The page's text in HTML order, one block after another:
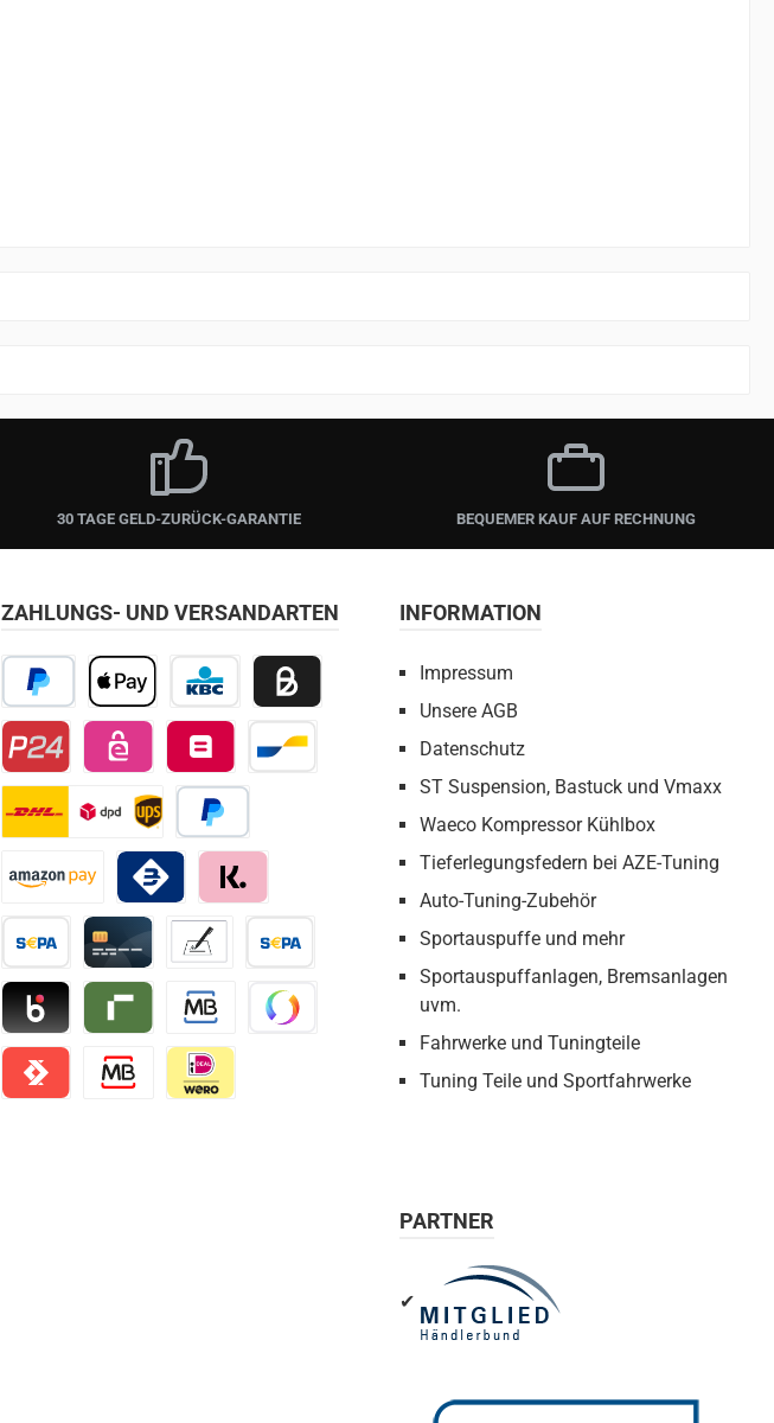
30 TAGE GELD-ZURÜCK-GARANTIE BEQUEMER KAUF AUF RECHNUNG
ZAHLUNGS- UND VERSANDARTEN
PayPal Apple PayKBC/CBC PaymentBillie / Kauf auf Rechnung
Przelewy24 Belfius Direct Net
Bancontact
Später bezahlen
Amazon Pay Bancomat Pay
Klarna
Vorkasse / Überweisung
Kreditkarte
Blik Multibanco
INFORMATION
Impressum
Unsere AGB
Datenschutz
ST Suspension, Bastuck und Vmaxx
Waeco Kompressor Kühlbox
Tieferlegungsfedern bei AZE-Tuning
Auto-Tuning-Zubehör
Sportauspuffe und mehr
Sportauspuffanlagen, Bremsanlagen
uvm.
Fahrwerke und Tuningteile
Tuning Teile und Sportfahrwerke
PARTNER
✔